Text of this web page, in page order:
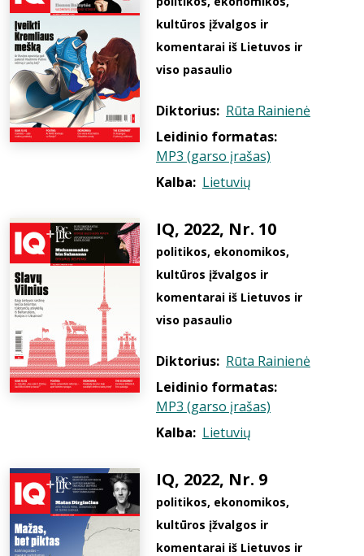
kultūros įžvalgos ir
komentarai iš Lietuvos ir
viso pasaulio
Diktorius: Rūta Rainienė
Leidinio formatas:
MP3 (garso įrašas)
Kalba: Lietuvių
IQ, 2022, Nr. 10
politikos, ekonomikos,
kultūros įžvalgos ir
komentarai iš Lietuvos ir
viso pasaulio
Diktorius: Rūta Rainienė
Leidinio formatas:
MP3 (garso įrašas)
Kalba: Lietuvių
IQ, 2022, Nr. 9
politikos, ekonomikos,
kultūros įžvalgos ir
komentarai iš Lietuvos ir